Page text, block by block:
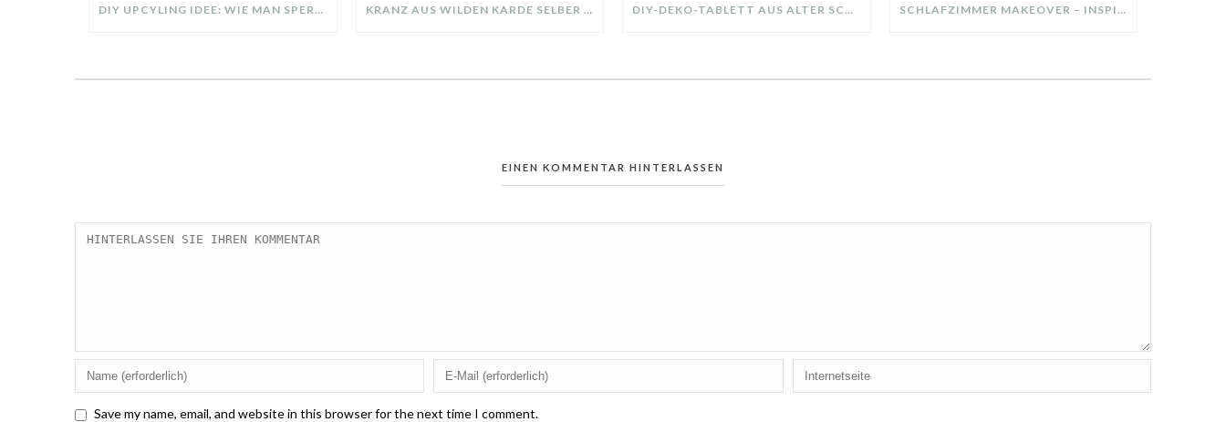
DIY UPCYLING IDEE: WIE MAN SPERRMÜLL IN EIN DESIGNER TEIL VERWANDELT KRANZ AUS WILDEN KARDE SELBER MACHEN: HERBSTDEKO GANZ EINFACH DIY-DEKO-TABLETT AUS ALTER SCHUBLADE – NACHHALTIGE HERBSTDEKO SELBER MACHEN! SCHLAFZIMMER MAKEOVER – INSPIRATION FÜR DEIN SCHLAFZIMMER: AUS ALT MACH NEU – HELL, GEMÜTLICH UND EINLADEND
EINEN KOMMENTAR HINTERLASSEN
Save my name, email, and website in this browser for the next time I comment.